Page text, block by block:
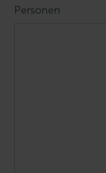
Personen